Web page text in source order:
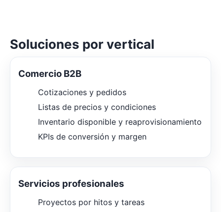
Soluciones por vertical
Comercio B2B
Cotizaciones y pedidos
Listas de precios y condiciones
Inventario disponible y reaprovisionamiento
KPIs de conversión y margen
Servicios profesionales
Proyectos por hitos y tareas